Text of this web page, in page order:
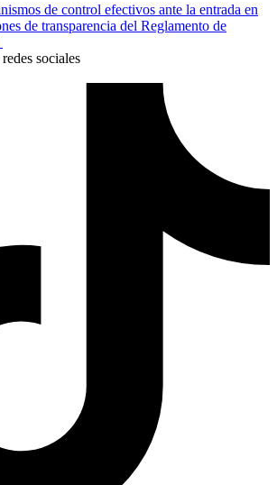
de control efectivos ante la entrada en
de transparencia del Reglamento de
sociales